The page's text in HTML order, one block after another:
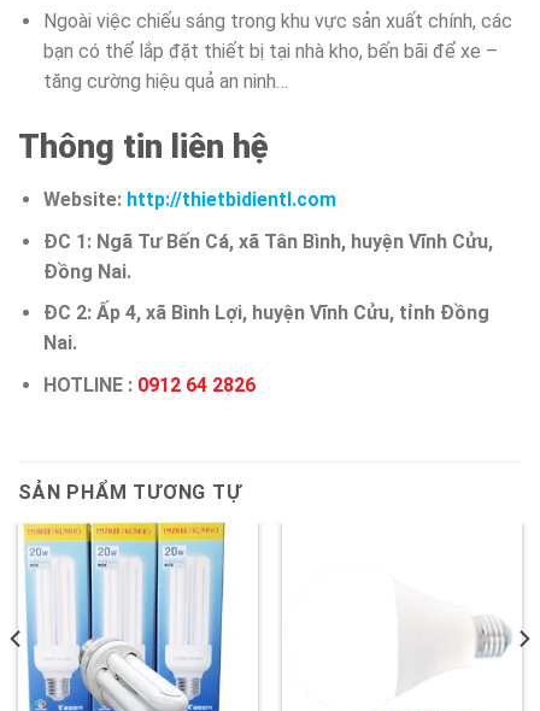
Ngoài việc chiếu sáng trong khu vực sản xuất chính, các
bạn có thể lắp đặt thiết bị tại nhà kho, bến bãi để xe –
tăng cường hiệu quả an ninh…
Thông tin liên hệ
Website: http://thietbidientl.com
ĐC 1: Ngã Tư Bến Cá, xã Tân Bình, huyện Vĩnh Cửu,
Đồng Nai.
ĐC 2: Ấp 4, xã Bình Lợi, huyện Vĩnh Cửu, tỉnh Đồng
Nai.
HOTLINE : 0912 64 2826
SẢN PHẨM TƯƠNG TỰ